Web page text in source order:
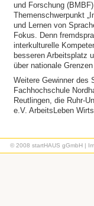
und Forschung
Themenschwerpunkt
und Lernen von
Fokus. Denn
interkulturelle
besseren Arbeitsplatz
über nationale
Weitere Gewinner des
Fachhochschule
Reutlingen, die Ruhr-
e.V. ArbeitsLeben
© 2008 startHAUS gGmbH |